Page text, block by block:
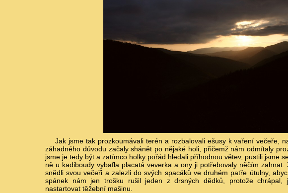
Jak jsme tak prozkoumávali terén a rozbalovali ešusy k vaření večeře,
záhadného důvodu začaly shánět po nějaké holi, přičemž nám odmítaly
jsme je tedy být a zatímco holky pořád hledali příhodnou větev, pustili jsme
ně u kadiboudy vybafla placatá veverka a ony ji potřebovaly něčím zahnat.
snědli svou večeři a zalezli do svých spacáků ve druhém patře útulny,
spánek nám jen trošku rušil jeden z drsných dědků, protože chrápal,
nastartovat těžební mašinu.